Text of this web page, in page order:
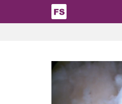
Pasar al contenido principal